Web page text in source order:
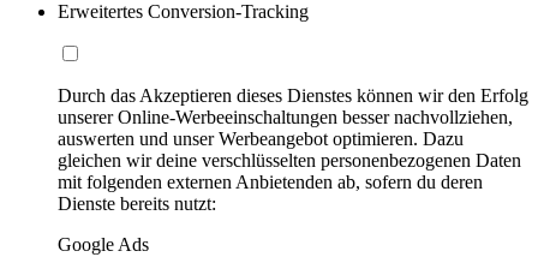
Erweitertes Conversion-Tracking
Durch das Akzeptieren dieses Dienstes können wir den Erfolg
unserer Online-Werbeeinschaltungen besser nachvollziehen,
auswerten und unser Werbeangebot optimieren. Dazu
gleichen wir deine verschlüsselten personenbezogenen Daten
mit folgenden externen Anbietenden ab, sofern du deren
Dienste bereits nutzt:
Google Ads